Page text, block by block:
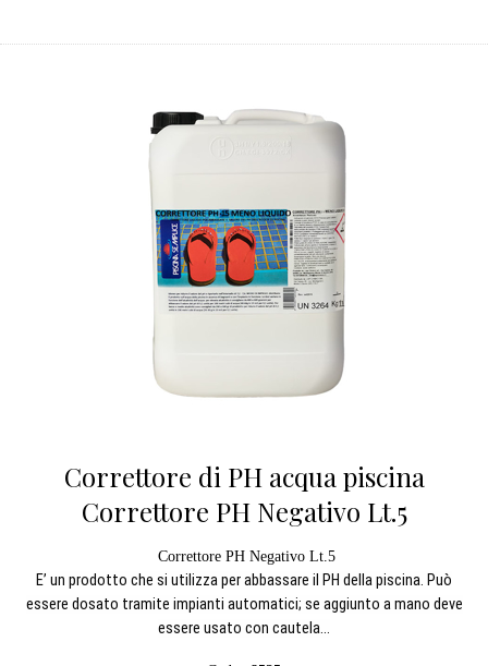
Correttore di PH acqua piscina
Correttore PH Negativo Lt.5
Correttore PH Negativo Lt.5
E’ un prodotto che si utilizza per abbassare il PH della piscina. Può
essere dosato tramite impianti automatici; se aggiunto a mano deve
essere usato con cautela...